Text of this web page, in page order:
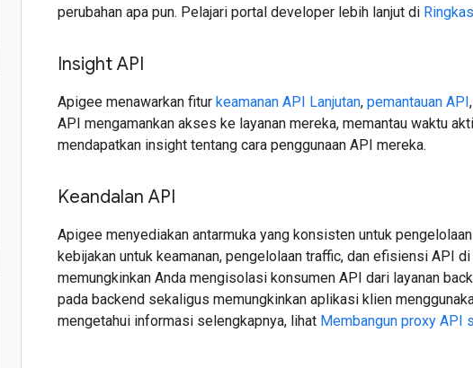
perubahan apa pun. Pelajari portal developer lebih lanjut di
Insight API
Apigee menawarkan fitur keamanan API Lanjutan, pemantauan API
API mengamankan akses ke layanan mereka, memantau waktu
mendapatkan insight tentang cara penggunaan API mereka.
Keandalan API
Apigee menyediakan antarmuka yang konsisten untuk
kebijakan untuk keamanan, pengelolaan traffic, dan efisiensi API
memungkinkan Anda mengisolasi konsumen API dari layanan
pada backend sekaligus memungkinkan aplikasi klien
mengetahui informasi selengkapnya, lihat Membangun proxy API